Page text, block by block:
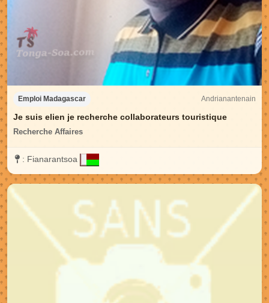
Emploi Madagascar Andrianantenain
Je suis elien je recherche collaborateurs touristique
Recherche Affaires
: Fianarantsoa